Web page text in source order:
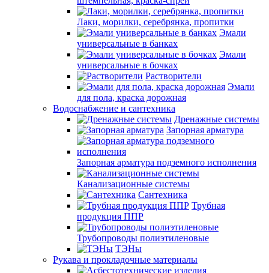
Лаки, морилки, серебрянка, пропитки
Эмали
универсальные в банках
Эмали
универсальные в бочках
Растворители
Эмали
для пола, краска дорожная
Водоснабжение и сантехника
Дренажные системы
Запорная арматура
Запорная арматура подземного исполнения
Канализационные системы
Сантехника
Трубная
продукция ППР
Трубопроводы полиэтиленовые
ТЭНы
Рукава и прокладочные материалы